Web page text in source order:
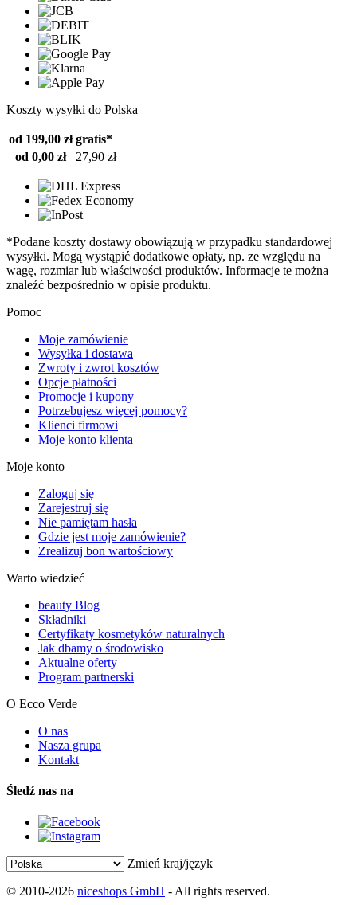
Koszty wysyłki do Polska
od 199,00 zł gratis*
od 0,00 zł
27,90 zł
*Podane koszty dostawy obowiązują w przypadku standardowej
wysyłki. Mogą wystąpić dodatkowe opłaty, np. ze względu na
wagę, rozmiar lub właściwości produktów. Informacje te można
znaleźć bezpośrednio w opisie produktu.
Pomoc
Moje zamówienie
Wysyłka i dostawa
Zwroty i zwrot kosztów
Opcje płatności
Promocje i kupony
Potrzebujesz więcej pomocy?
Klienci firmowi
Moje konto klienta
Moje konto
Zaloguj się
Zarejestruj się
Nie pamiętam hasła
Gdzie jest moje zamówienie?
Zrealizuj bon wartościowy
Warto wiedzieć
beauty Blog
Składniki
Certyfikaty kosmetyków naturalnych
Jak dbamy o środowisko
Aktualne oferty
Program partnerski
O Ecco Verde
O nas
Nasza grupa
Kontakt
Śledź nas na
Zmień kraj/język
© 2010-2026 niceshops GmbH - All rights reserved.